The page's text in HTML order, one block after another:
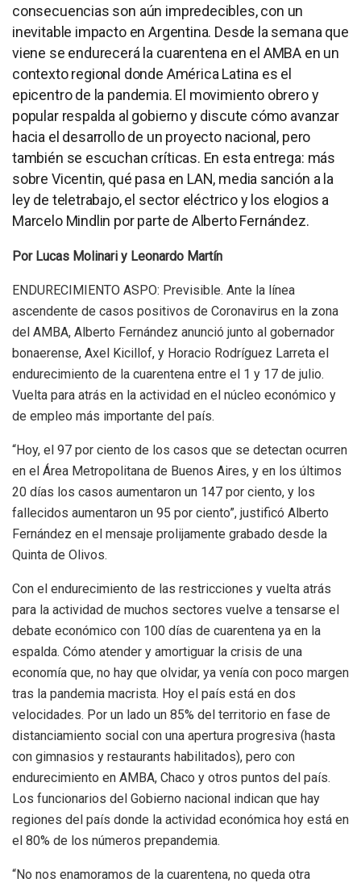
consecuencias son aún impredecibles, con un
inevitable impacto en Argentina. Desde la semana que
viene se endurecerá la cuarentena en el AMBA en un
contexto regional donde América Latina es el
epicentro de la pandemia. El movimiento obrero y
popular respalda al gobierno y discute cómo avanzar
hacia el desarrollo de un proyecto nacional, pero
también se escuchan críticas. En esta entrega: más
sobre Vicentin, qué pasa en LAN, media sanción a la
ley de teletrabajo, el sector eléctrico y los elogios a
Marcelo Mindlin por parte de Alberto Fernández.
Por Lucas Molinari y Leonardo Martín
ENDURECIMIENTO ASPO: Previsible. Ante la línea
ascendente de casos positivos de Coronavirus en la zona
del AMBA, Alberto Fernández anunció junto al gobernador
bonaerense, Axel Kicillof, y Horacio Rodríguez Larreta el
endurecimiento de la cuarentena entre el 1 y 17 de julio.
Vuelta para atrás en la actividad en el núcleo económico y
de empleo más importante del país.
“Hoy, el 97 por ciento de los casos que se detectan ocurren
en el Área Metropolitana de Buenos Aires, y en los últimos
20 días los casos aumentaron un 147 por ciento, y los
fallecidos aumentaron un 95 por ciento”, justificó Alberto
Fernández en el mensaje prolijamente grabado desde la
Quinta de Olivos.
Con el endurecimiento de las restricciones y vuelta atrás
para la actividad de muchos sectores vuelve a tensarse el
debate económico con 100 días de cuarentena ya en la
espalda. Cómo atender y amortiguar la crisis de una
economía que, no hay que olvidar, ya venía con poco margen
tras la pandemia macrista. Hoy el país está en dos
velocidades. Por un lado un 85% del territorio en fase de
distanciamiento social con una apertura progresiva (hasta
con gimnasios y restaurants habilitados), pero con
endurecimiento en AMBA, Chaco y otros puntos del país.
Los funcionarios del Gobierno nacional indican que hay
regiones del país donde la actividad económica hoy está en
el 80% de los números prepandemia.
“No nos enamoramos de la cuarentena, no queda otra